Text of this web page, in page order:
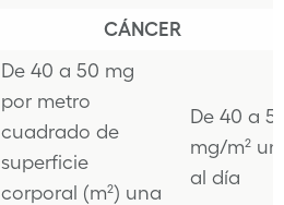
CÁNCER
De 40 a 50 mg
por metro
cuadrado de
superficie
corporal (m²) una
De 40 a
mg/m²
al día